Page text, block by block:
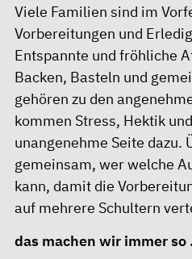
Viele Familien sind im
Vorbereitungen und
Entspannte und fröhliche
Backen, Basteln und
gehören zu den
kommen Stress, Hektik
unangenehme Seite dazu.
gemeinsam, wer welche
kann, damit die
auf mehrere Schultern
das machen wir immer so